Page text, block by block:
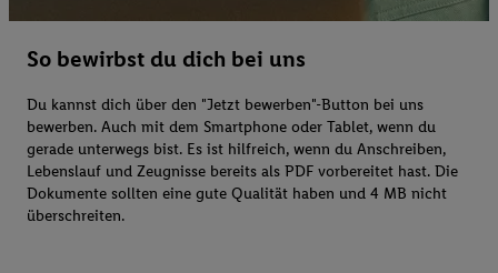
So bewirbst du dich bei uns
Du kannst dich über den "Jetzt bewerben"-Button bei uns
bewerben. Auch mit dem Smartphone oder Tablet, wenn du
gerade unterwegs bist. Es ist hilfreich, wenn du Anschreiben,
Lebenslauf und Zeugnisse bereits als PDF vorbereitet hast. Die
Dokumente sollten eine gute Qualität haben und 4 MB nicht
überschreiten.